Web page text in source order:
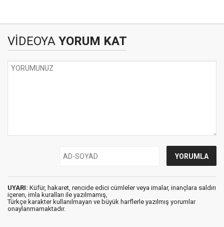
VİDEOYA YORUM KAT
UYARI: Küfür, hakaret, rencide edici cümleler veya imalar, inançlara saldırı
içeren, imla kuralları ile yazılmamış,
Türkçe karakter kullanılmayan ve büyük harflerle yazılmış yorumlar
onaylanmamaktadır.